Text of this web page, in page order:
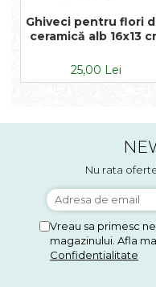
Ghiveci pentru flori
ceramică alb 16x13
25,00 Lei
Nu rata
Vreau sa primesc
magazinului. Afla
Confidentialitate